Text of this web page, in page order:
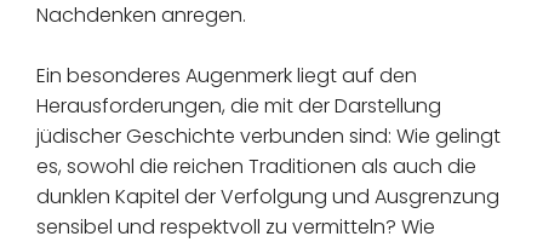
Nachdenken anregen.
Ein besonderes Augenmerk liegt auf den
Herausforderungen, die mit der Darstellung
jüdischer Geschichte verbunden sind: Wie gelingt
es, sowohl die reichen Traditionen als auch die
dunklen Kapitel der Verfolgung und Ausgrenzung
sensibel und respektvoll zu vermitteln? Wie